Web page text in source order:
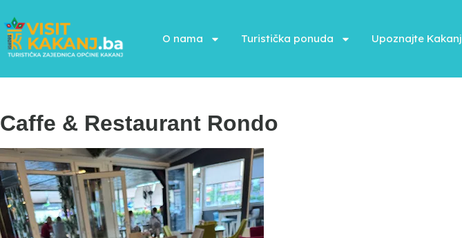
O nama Turistička ponuda Upoznajte Kakanj
Caffe & Restaurant Rondo